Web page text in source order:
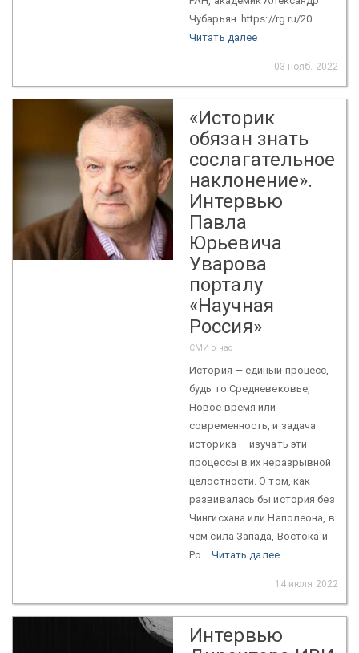
Чубарьян. https://rg.ru/20...
Читать далее
03 нояб. 2022
«Историк
обязан знать
сослагательное
наклонение».
Интервью
Павла
Юрьевича
Уварова
порталу
«Научная
Россия»
СМИ о нас
История — единый процесс,
будь то Средневековье,
Новое время или
современность, и задача
историка — изучать эти
процессы в их неразрывной
целостности. О том, как
развивалась бы история без
Чингисхана или Наполеона, в
чем сила Запада, Востока и
Ро... Читать далее
14 июля 2022
Интервью